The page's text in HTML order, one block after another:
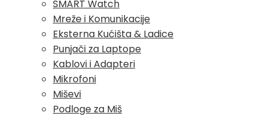
SMART Watch
Mreže i Komunikacije
Eksterna Kućišta & Ladice
Punjači za Laptope
Kablovi i Adapteri
Mikrofoni
Miševi
Podloge za Miš